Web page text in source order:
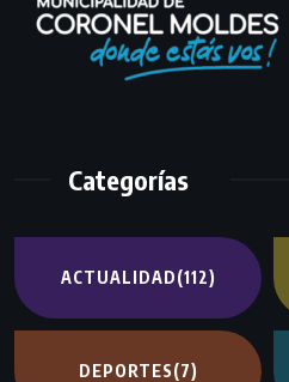
Categorías
ACTUALIDAD(112)
DEPORTES(7)